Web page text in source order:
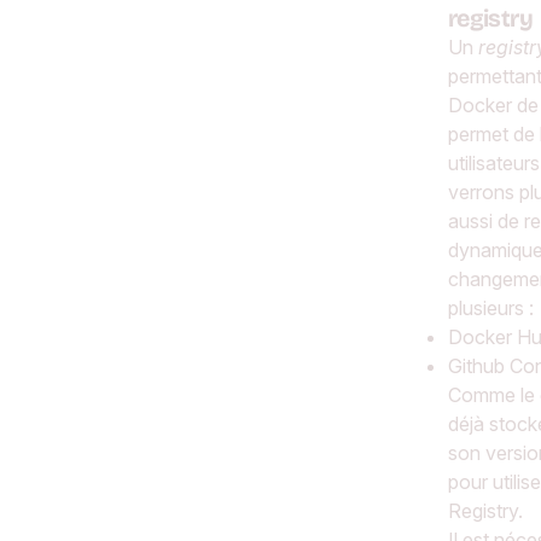
registry
Un
Docker
permet de
verrons
aussi de
plusieurs :
Docker
Github
Comme
déjà
son
pour
Registry.